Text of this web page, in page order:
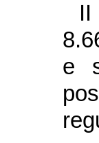
II
e